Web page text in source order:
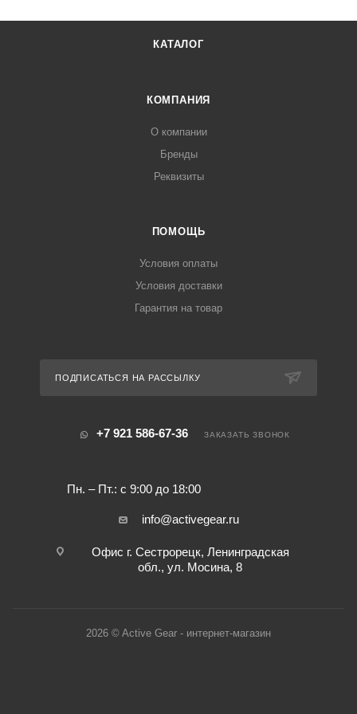
КАТАЛОГ
КОМПАНИЯ
О компании
Бренды
Реквизиты
ПОМОЩЬ
Условия оплаты
Условия доставки
Гарантия на товар
ПОДПИСАТЬСЯ НА РАССЫЛКУ
+7 921 586-67-36
Пн. – Пт.: с 9:00 до 18:00
ЗАКАЗАТЬ ЗВОНОК
info@activegear.ru
Офис г. Сестрорецк, Ленинградская
обл., ул. Мосина, 8
2026 © Active Gear - интернет-магазин